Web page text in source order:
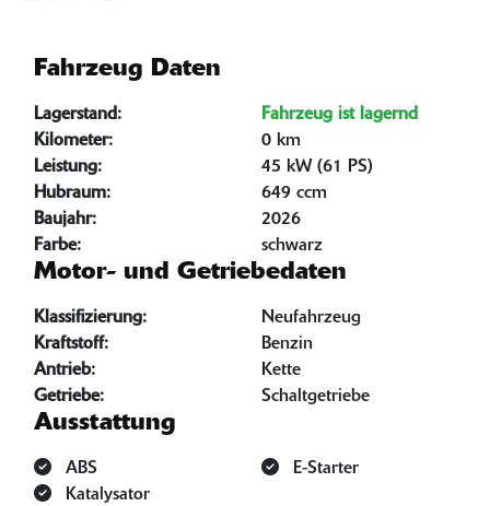
Fahrzeug Daten
Lagerstand:
Fahrzeug ist lagernd
Kilometer:
0 km
Leistung:
45 kW (61 PS)
Hubraum:
649 ccm
Baujahr:
2026
Farbe:
schwarz
Motor- und Getriebedaten
Klassifizierung:
Neufahrzeug
Kraftstoff:
Benzin
Antrieb:
Kette
Getriebe:
Schaltgetriebe
Ausstattung
ABS
E-Starter
Katalysator